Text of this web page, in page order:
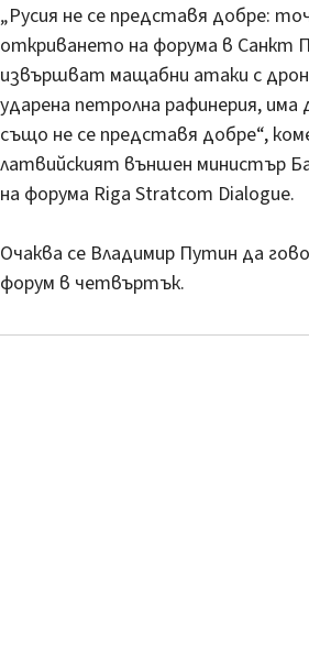
„Русия не се представя добре:
откриването на форума в Санкт
извършват мащабни атаки с
ударена петролна рафинерия, има
също не се представя добре“,
латвийският външен министър
на форума Riga Stratcom Dialogue.
Очаква се Владимир Путин да
форум в четвъртък.